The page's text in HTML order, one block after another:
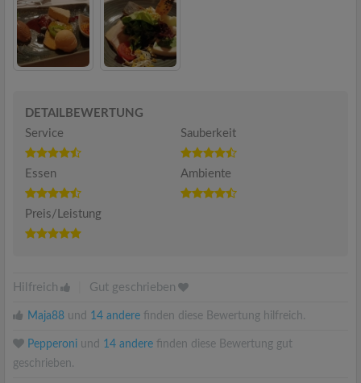
DETAILBEWERTUNG
Service
Sauberkeit
Essen Ambiente
Preis/Leistung
Hilfreich Gut geschrieben
Maja88 und 14 andere finden diese Bewertung hilfreich.
Pepperoni und 14 andere finden diese Bewertung gut
geschrieben.